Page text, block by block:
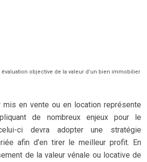
objective de la valeur d’un bien immobilier
mis en vente ou en location représente
de nombreux enjeux pour le
ci devra adopter une stratégie
afin d’en tirer le meilleur profit. En
de la valeur vénale ou locative de